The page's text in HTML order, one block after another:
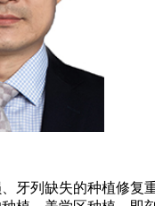
牙列缺失的种植修复